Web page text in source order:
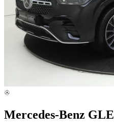
Mercedes-Benz GLE